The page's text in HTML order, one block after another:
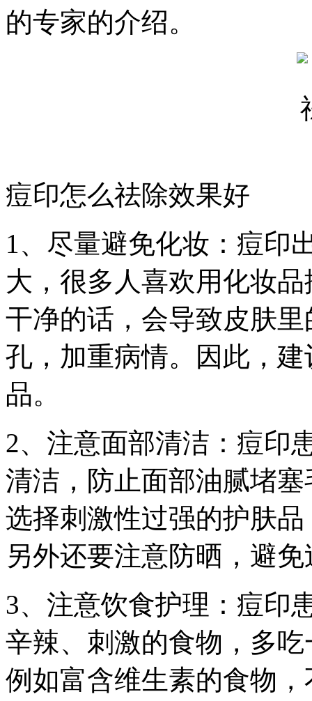
的专家的介绍。
痘印怎么祛除效果好
1、尽量避免化妆：痘印
大，很多人喜欢用化妆
干净的话，会导致皮肤
孔，加重病情。因此，
品。
2、注意面部清洁：痘印
清洁，防止面部油腻堵
选择刺激性过强的护肤
另外还要注意防晒，避
3、注意饮食护理：痘印
辛辣、刺激的食物，多
例如富含维生素的食物